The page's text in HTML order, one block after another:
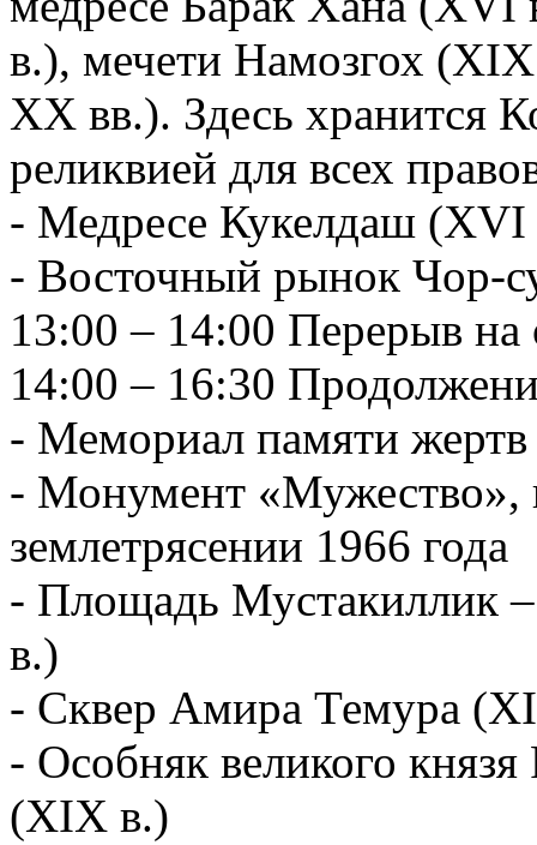
в.), мечети Намозгох
XX вв.). Здесь хранится
реликвией для всех
- Медресе Кукелдаш (XVI
- Восточный рынок Чор-
13:00 – 14:00 Перерыв на
14:00 – 16:30
- Мемориал памяти
- Монумент «Мужество»,
землетрясении 1966 года
- Площадь Мустакиллик
в.)
- Сквер Амира Темура
- Особняк великого
(XIX в.)